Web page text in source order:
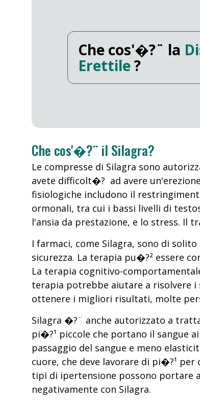
Che cos'�?¨ la
Erettile?
Che cos'�?¨ il Silagra?
Le compresse di Silagra sono
avete difficolt�? ad avere
fisiologiche includono il
ormonali, tra cui i bassi livelli di
l'ansia da prestazione, e lo stress. Il
I farmaci, come Silagra, sono di
sicurezza. La terapia pu�?² essere
La terapia cognitivo-
terapia potrebbe aiutare a risolvere i
ottenere i migliori risultati, molte
Silagra �?¨ anche autorizzato a
pi�?¹ piccole che portano il sangue
passaggio del sangue e meno
cuore, che deve lavorare di pi�?¹
tipi di ipertensione possono portare
negativamente con Silagra.